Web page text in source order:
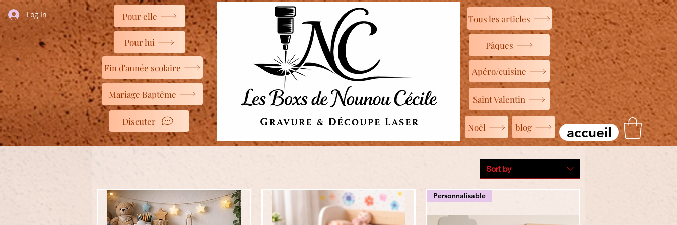
Log In Pour elle
Pour lui
Fin d'année scolaire
Mariage Baptême
Discuter
Tous les articles
Pâques
Apéro/cuisine
Saint Valentin
Noël blog accueil
Sort by
Personnalisable